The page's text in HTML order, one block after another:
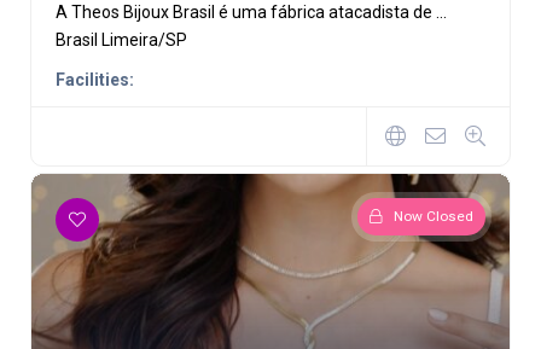
A Theos Bijoux Brasil é uma fábrica atacadista de ...
Brasil Limeira/SP
Facilities:
Now Closed